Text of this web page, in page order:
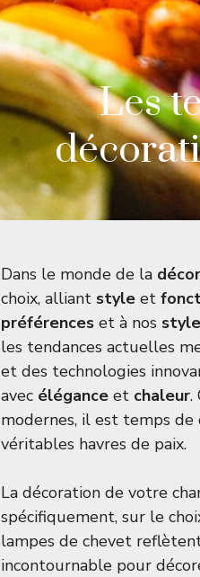
Les
Dans le monde de la
choix, alliant style et
préférences et à nos
les tendances actuelles
et des technologies
avec élégance et chaleur.
modernes, il est temps de
véritables havres de paix.
La décoration de votre
spécifiquement, sur le
lampes de chevet
incontournable pour